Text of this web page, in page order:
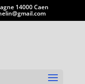
14000 Caen